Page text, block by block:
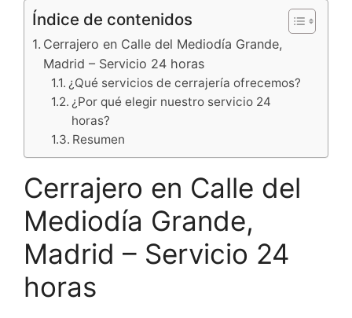
Índice de contenidos
Cerrajero en Calle del Mediodía Grande,
Madrid – Servicio 24 horas
¿Qué servicios de cerrajería ofrecemos?
¿Por qué elegir nuestro servicio 24
horas?
Resumen
Cerrajero en Calle del
Mediodía Grande,
Madrid – Servicio 24
horas